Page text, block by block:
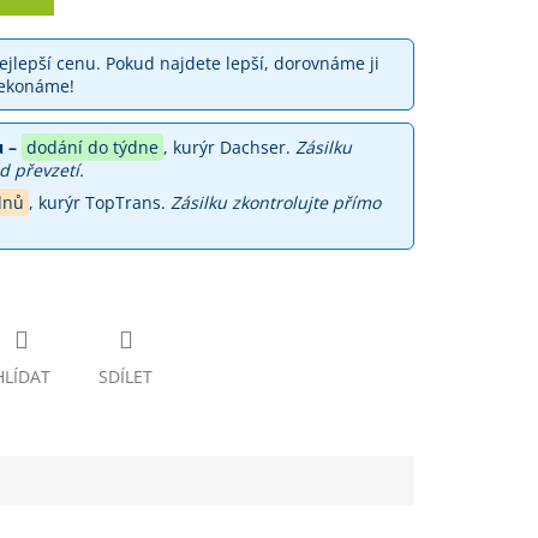
cenu. Pokud najdete lepší, dorovnáme ji
– dodání do týdne , kurýr Dachser.Zásilku
převzetí.
, kurýr TopTrans.Zásilku zkontrolujte přímo
SDÍLET